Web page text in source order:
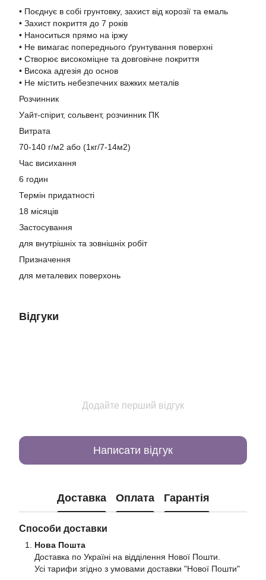
• Поєднує в собі грунтовку, захист від корозії та емаль
• Захист покриття до 7 років
• Наноситься прямо на іржу
• Не вимагає попереднього ґрунтування поверхні
• Створює високоміцне та довговічне покриття
• Висока адгезія до основ
• Не містить небезпечних важких металів
Розчинник
Уайт-спірит, сольвент, розчинник ПК
Витрата
70-140 г/м2 або (1кг/7-14м2)
Час висихання
6 годин
Термін придатності
18 місяців
Застосування
для внутрішніх та зовнішніх робіт
Призначення
для металевих поверхонь
Відгуки
Додайте перший відгук
Написати відгук
Доставка Оплата Гарантія
Способи доставки
Нова Пошта
Доставка по Україні на відділення Нової Пошти.
Усі тарифи згідно з умовами доставки "Нової Пошти"